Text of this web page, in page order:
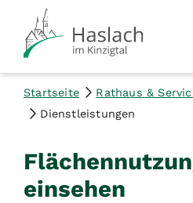
Startseite Rathaus &
Dienstleistungen
einsehen